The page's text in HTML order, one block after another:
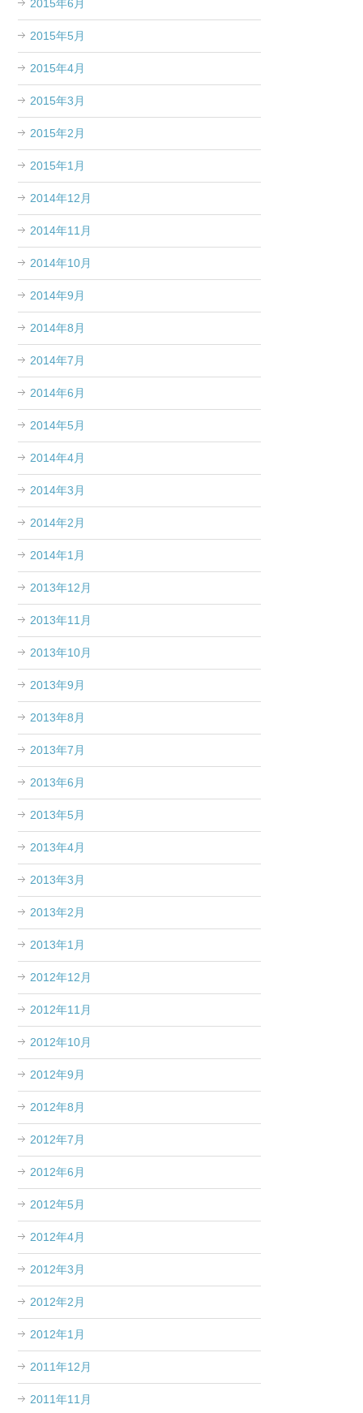
2015年6月
2015年5月
2015年4月
2015年3月
2015年2月
2015年1月
2014年12月
2014年11月
2014年10月
2014年9月
2014年8月
2014年7月
2014年6月
2014年5月
2014年4月
2014年3月
2014年2月
2014年1月
2013年12月
2013年11月
2013年10月
2013年9月
2013年8月
2013年7月
2013年6月
2013年5月
2013年4月
2013年3月
2013年2月
2013年1月
2012年12月
2012年11月
2012年10月
2012年9月
2012年8月
2012年7月
2012年6月
2012年5月
2012年4月
2012年3月
2012年2月
2012年1月
2011年12月
2011年11月